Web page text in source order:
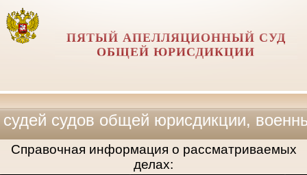
ПЯТЫЙ АПЕЛЛЯЦИОННЫЙ СУД
ОБЩЕЙ ЮРИСДИКЦИИ
общей юрисдикции, военных и
Справочная информация о рассматриваемых
делах: